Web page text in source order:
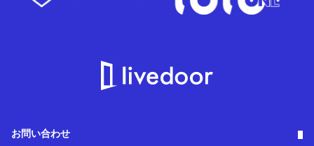
お問い合わせ